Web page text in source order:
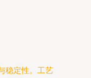
稳定性。工艺